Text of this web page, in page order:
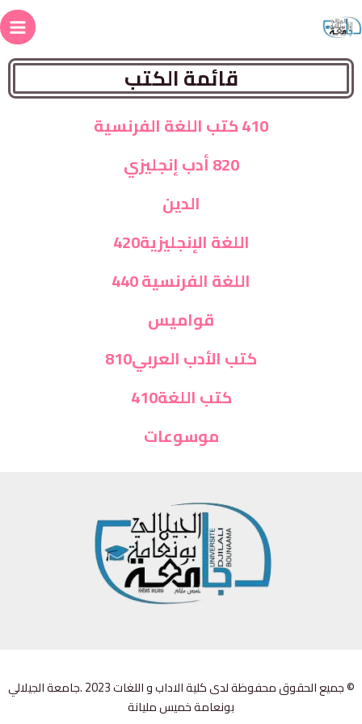
قائمة الكتب
410 كتب اللغة الفرنسية
820 أدب إنجليزي
الدين
اللغة الإنجليزية420
اللغة الفرنسية 440
قواميس
كتب الأدب العربي810
كتب اللغة410
موسوعات
© جميع الحقوق محفوظة لدى كلية الاداب و اللغات 2023 .جامعة الجيلالي
بونعامة خميس مليانة